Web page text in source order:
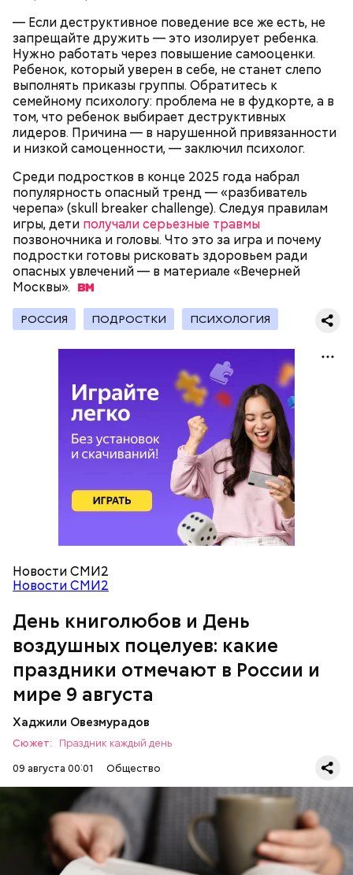
— Если деструктивное поведение все же есть, не
запрещайте дружить — это изолирует ребенка.
Нужно работать через повышение самооценки.
Ребенок, который уверен в себе, не станет слепо
выполнять приказы группы. Обратитесь к
семейному психологу: проблема не в фудкорте, а в
том, что ребенок выбирает деструктивных
лидеров. Причина — в нарушенной привязанности
и низкой самоценности, — заключил психолог.
Среди подростков в конце 2025 года набрал
популярность опасный тренд — «разбиватель
черепа» (skull breaker challenge). Следуя правилам
игры, дети получали серьезные травмы
позвоночника и головы. Что это за игра и почему
подростки готовы рисковать здоровьем ради
опасных увлечений — в материале «Вечерней
Москвы».
РОССИЯ ПОДРОСТКИ ПСИХОЛОГИЯ
Новости СМИ2
Новости СМИ2
День книголюбов и День
воздушных поцелуев: какие
праздники отмечают в России и
мире 9 августа
Хаджили Овезмурадов
Сюжет:
Праздник каждый день
09 августа 00:01
Общество
В День книголюбов проходят книжные ярмарки,
выставки и распродажи. В библиотеках
организуются поэтические вечера и групповые
чтения, а писатели презентуют свои новые работы.
Отметить эту дату можно и самостоятельно,
День воздушных поцелуев
День воздушных поцелуев отмечается с 1983 года.
В некоторых молодежных заведениях европейских
стран в этот праздник устраиваются
тематические вечеринки и флешмобы. Кроме того,
воздушный поцелуй близкому человеку через
социальные сети и мессенджеры.
Праздник любви
День «Счастье случается»
День «Счастье случается» был инициирован
Тайным обществом счастливых людей, чтобы
напомнить людям, что счастье на самом деле
кроется в мелочах. Отпраздновать этот день
можно, поделившись с другими людьми
счастливыми моментами из своей жизни.